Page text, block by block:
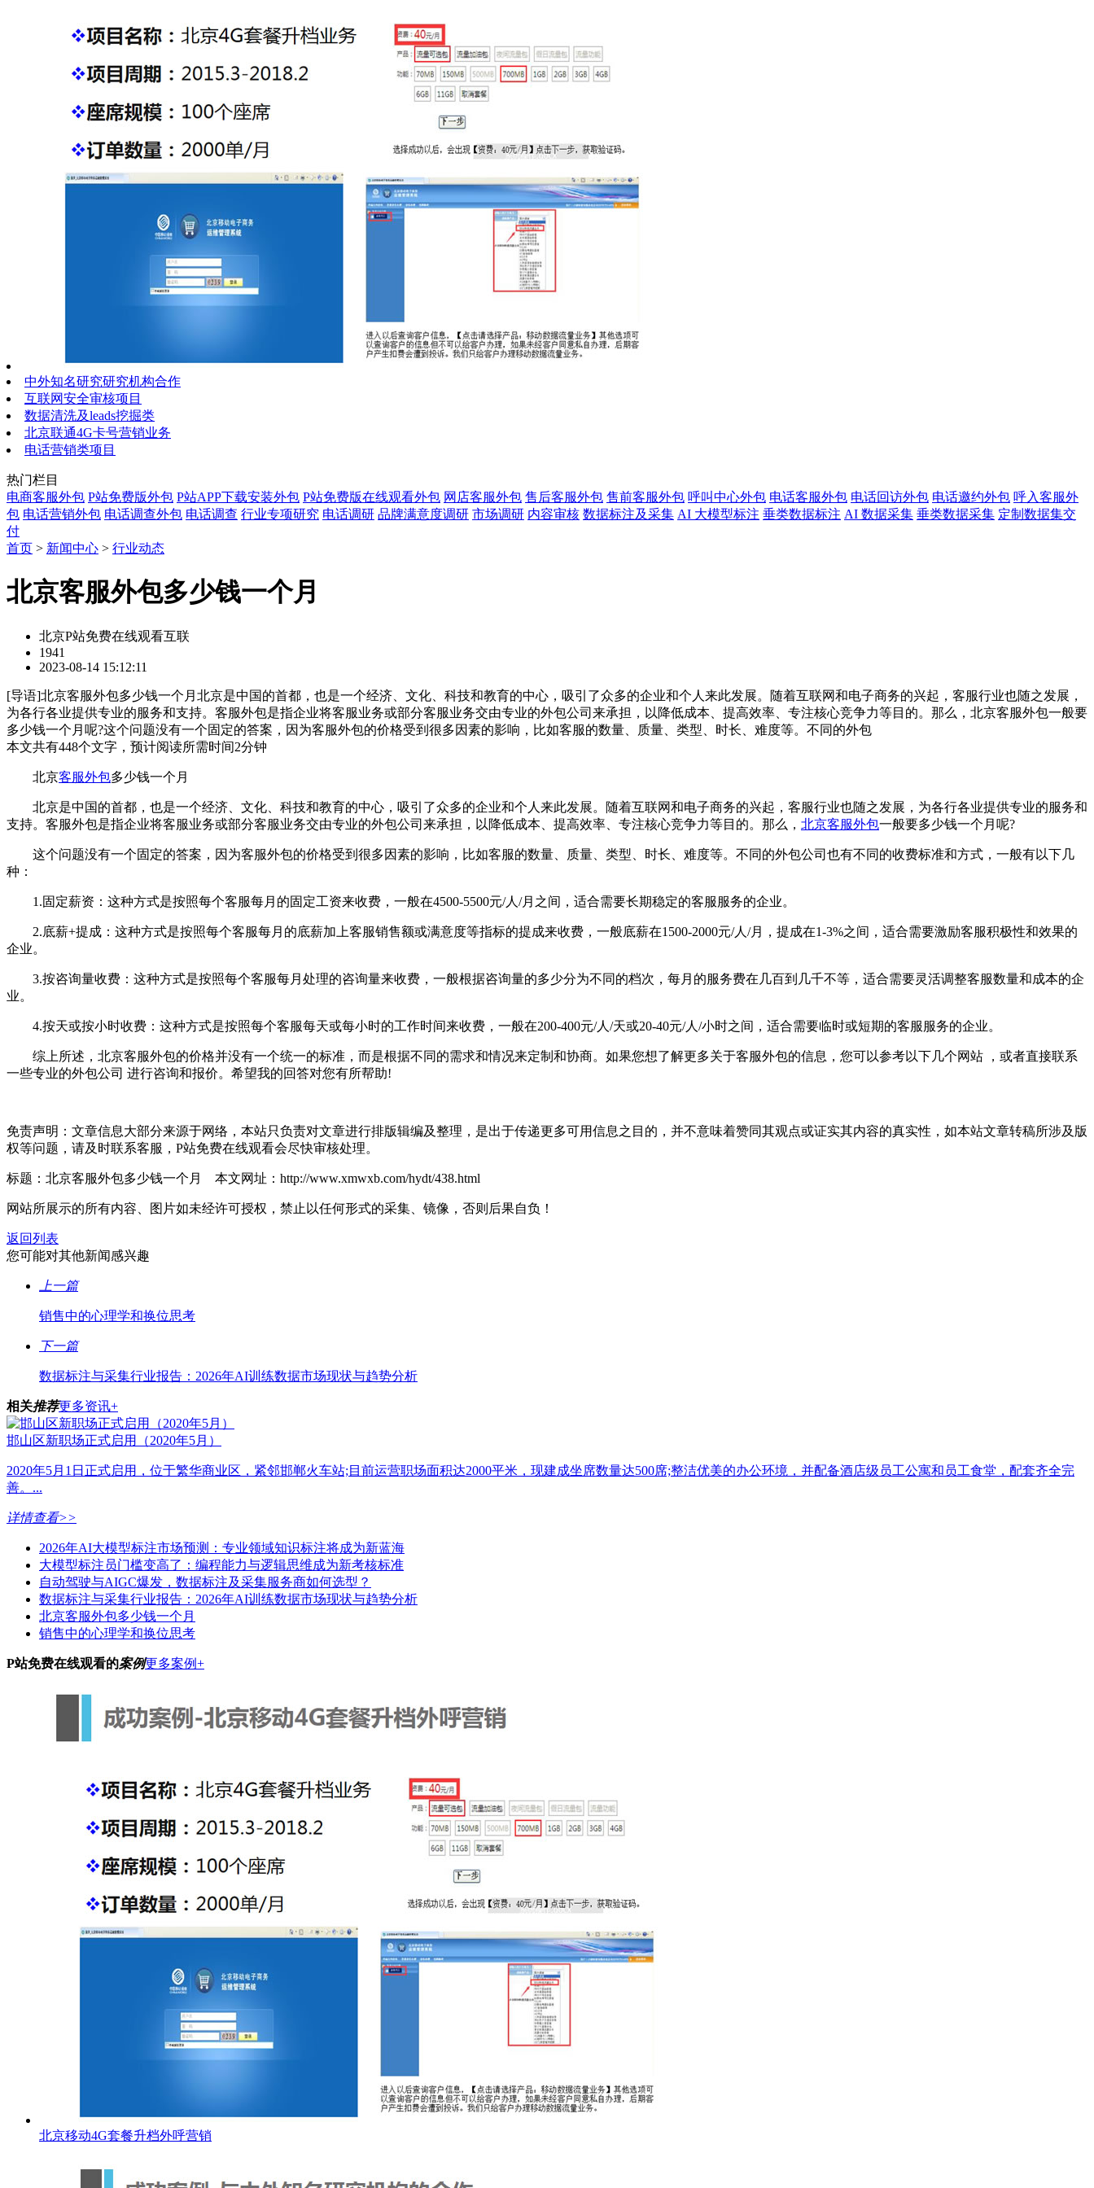
中外知名研究研究机构合作
互联网安全审核项目
数据清洗及leads挖掘类
北京联通4G卡号营销业务
电话营销类项目
热门栏目
电商客服外包 P站免费版外包 P站APP下载安装外包 P站免费版在线观看外包 网店客服外包 售后客服外包 售前客服外包 呼叫中心外包 电话客服外包 电话回访外包 电话邀约外包 呼入客服外
包 电话营销外包 电话调查外包 电话调查 行业专项研究 电话调研 品牌满意度调研 市场调研 内容审核 数据标注及采集 AI 大模型标注 垂类数据标注 AI 数据采集 垂类数据采集 定制数据集交
付
首页 > 新闻中心 > 行业动态
北京客服外包多少钱一个月
北京P站免费在线观看互联
1941
2023-08-14 15:12:11
[导语]北京客服外包多少钱一个月北京是中国的首都，也是一个经济、文化、科技和教育的中心，吸引了众多的企业和个人来此发展。随着互联网和电子商务的兴起，客服行业也随之发展，
为各行各业提供专业的服务和支持。客服外包是指企业将客服业务或部分客服业务交由专业的外包公司来承担，以降低成本、提高效率、专注核心竞争力等目的。那么，北京客服外包一般要
多少钱一个月呢?这个问题没有一个固定的答案，因为客服外包的价格受到很多因素的影响，比如客服的数量、质量、类型、时长、难度等。不同的外包
本文共有448个文字，预计阅读所需时间2分钟
北京客服外包多少钱一个月
北京是中国的首都，也是一个经济、文化、科技和教育的中心，吸引了众多的企业和个人来此发展。随着互联网和电子商务的兴起，客服行业也随之发展，为各行各业提供专业的服务和
支持。客服外包是指企业将客服业务或部分客服业务交由专业的外包公司来承担，以降低成本、提高效率、专注核心竞争力等目的。那么， 北京客服外包一般要多少钱一个月呢?
这个问题没有一个固定的答案，因为客服外包的价格受到很多因素的影响，比如客服的数量、质量、类型、时长、难度等。不同的外包公司也有不同的收费标准和方式，一般有以下几
种：
1.固定薪资：这种方式是按照每个客服每月的固定工资来收费，一般在4500-5500元/人/月之间，适合需要长期稳定的客服服务的企业。
2.底薪+提成：这种方式是按照每个客服每月的底薪加上客服销售额或满意度等指标的提成来收费，一般底薪在1500-2000元/人/月，提成在1-3%之间，适合需要激励客服积极性和效果的
企业。
3.按咨询量收费：这种方式是按照每个客服每月处理的咨询量来收费，一般根据咨询量的多少分为不同的档次，每月的服务费在几百到几千不等，适合需要灵活调整客服数量和成本的企
业。
4.按天或按小时收费：这种方式是按照每个客服每天或每小时的工作时间来收费，一般在200-400元/人/天或20-40元/人/小时之间，适合需要临时或短期的客服服务的企业。
综上所述，北京客服外包的价格并没有一个统一的标准，而是根据不同的需求和情况来定制和协商。如果您想了解更多关于客服外包的信息，您可以参考以下几个网站 ，或者直接联系
一些专业的外包公司 进行咨询和报价。希望我的回答对您有所帮助!
免责声明：文章信息大部分来源于网络，本站只负责对文章进行排版辑编及整理，是出于传递更多可用信息之目的，并不意味着赞同其观点或证实其内容的真实性，如本站文章转稿所涉及版
权等问题，请及时联系客服，P站免费在线观看会尽快审核处理。
标题：北京客服外包多少钱一个月 本文网址：http://www.xmwxb.com/hydt/438.html
网站所展示的所有内容、图片如未经许可授权，禁止以任何形式的采集、镜像，否则后果自负！
返回列表
您可能对其他新闻感兴趣
上一篇
销售中的心理学和换位思考
下一篇
数据标注与采集行业报告：2026年AI训练数据市场现状与趋势分析
相关推荐更多资讯+
邯山区新职场正式启用（2020年5月）
2020年5月1日正式启用，位于繁华商业区，紧邻邯郸火车站;目前运营职场面积达2000平米，现建成坐席数量达500席;整洁优美的办公环境，并配备酒店级员工公寓和员工食堂，配套齐全完
善。...
详情查看>>
2026年AI大模型标注市场预测：专业领域知识标注将成为新蓝海
大模型标注员门槛变高了：编程能力与逻辑思维成为新考核标准
自动驾驶与AIGC爆发，数据标注及采集服务商如何选型？
数据标注与采集行业报告：2026年AI训练数据市场现状与趋势分析
北京客服外包多少钱一个月
销售中的心理学和换位思考
P站免费在线观看的案例更多案例+
北京移动4G套餐升档外呼营销